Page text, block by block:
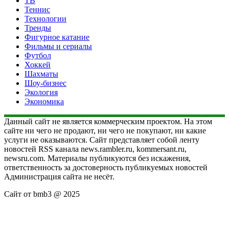
Теннис
Технологии
Тренды
Фигурное катание
Фильмы и сериалы
Футбол
Хоккей
Шахматы
Шоу-бизнес
Экология
Экономика
Данный сайт не является коммерческим проектом. На этом
сайте ни чего не продают, ни чего не покупают, ни какие
услуги не оказываются. Сайт представляет собой ленту
новостей RSS канала news.rambler.ru, kommersant.ru,
newsru.com. Материалы публикуются без искажения,
ответственность за достоверность публикуемых новостей
Администрация сайта не несёт.
Сайт от bmb3 @ 2025